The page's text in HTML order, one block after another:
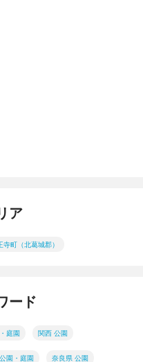
ア
寺町（北葛城郡）
ード
庭園 関西 公園
園・庭園 奈良県 公園